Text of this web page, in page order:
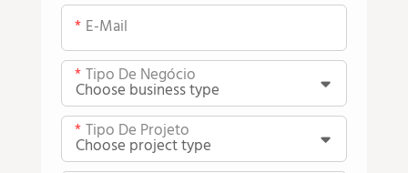
E-Mail
Tipo De Negócio
Tipo De Projeto